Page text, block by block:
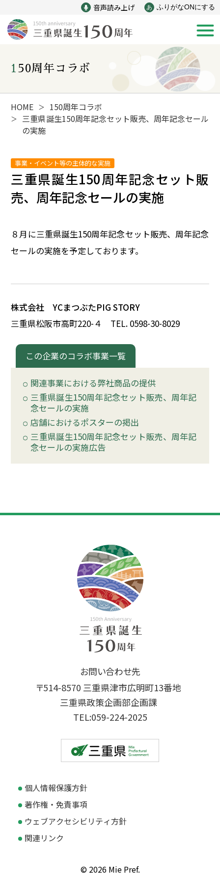
音声読み上げ あ ふりがなONにする
新着情報
みえ150年の歩み
災害
産業
インフラ 偉人
イベント
150周年コラボ
HOME ＞ 150周年コラボ
＞
三重県誕生150周年記念セット販売、周年記念セール
の実施
事業・イベント等の主体的な実施
三重県誕生150周年記念セット販
売、周年記念セールの実施
８ 月に三重県誕生150周年記念セット販売、周年記念
セールの実施を予定しております。
株式会社 YCまつぶたPIG STORY
三重県松阪市高町220-４ TEL. 0598-30-8029
この企業のコラボ事業一覧
関連事業における弊社商品の提供
三重県誕生150周年記念セット販売、周年記
念セールの実施
店舗におけるポスターの掲出
三重県誕生150周年記念セット販売、周年記
念セールの実施広告
お問い合わせ先
〒514-8570 三重県津市広明町13番地
三重県政策企画部企画課
TEL:059-224-2025
個人情報保護方針
著作権・免責事項
ウェブアクセシビリティ方針
関連リンク
© 2026 Mie Pref.